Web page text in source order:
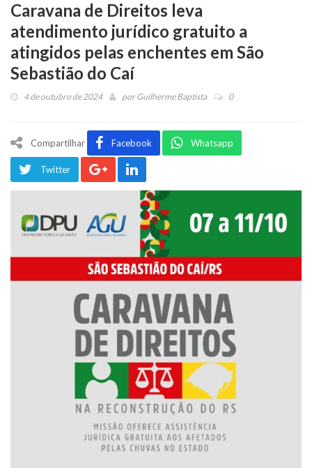
Caravana de Direitos leva
atendimento jurídico gratuito a
atingidos pelas enchentes em São
Sebastião do Caí
4 de outubro de 2024 porGuilherme Baptista 0
Compartilhar Facebook Whatsapp
Twitter